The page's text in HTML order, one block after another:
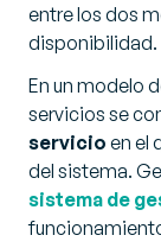
entre los dos
disponibilidad.
En un modelo
servicios se
servicio en el
del sistema.
sistema de